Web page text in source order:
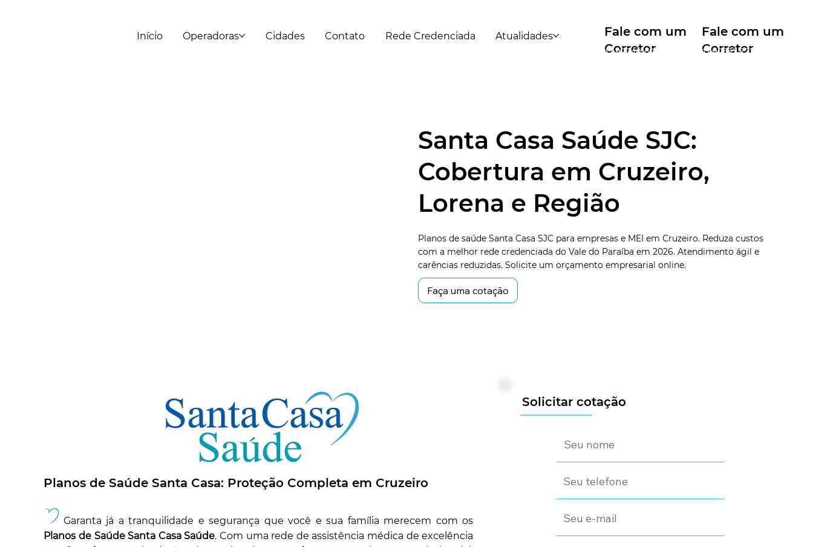
Início Operadoras Cidades Contato Rede Credenciada Atualidades
Fale com um
Corretor
11 99553-7374
Fale com um
Corretor
12 99740-6958
Santa Casa Saúde SJC:
Cobertura em Cruzeiro,
Lorena e Região
Planos de saúde Santa Casa SJC para empresas e MEI em Cruzeiro. Reduza custos
com a melhor rede credenciada do Vale do Paraíba em 2026. Atendimento ágil e
carências reduzidas. Solicite um orçamento empresarial online.
Faça uma cotação
Planos de Saúde Santa Casa: Proteção Completa em Cruzeiro
Garanta já a tranquilidade e segurança que você e sua família merecem com os
Planos de Saúde Santa Casa Saúde. Com uma rede de assistência médica de excelência
Solicitar cotação